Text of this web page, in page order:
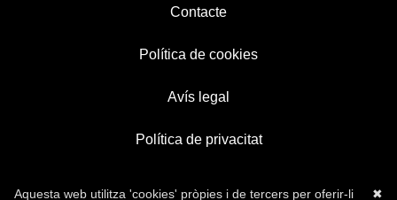
Contacte
Política de cookies
Avís legal
Política de privacitat
✖
Aquesta web utilitza 'cookies' pròpies i de tercers per oferir-li